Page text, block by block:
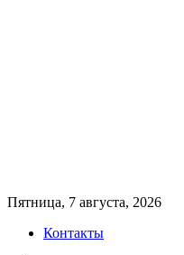
Пятница, 7 августа, 2026
Контакты